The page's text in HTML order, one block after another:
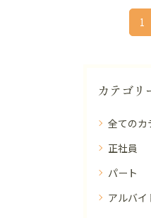
1
カテゴリ
全てのカ
正社員
パート
アルバイ